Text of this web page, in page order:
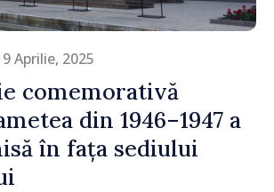
Aprilie, 2025
comemorativă
din 1946–1947 a
în fața sediului